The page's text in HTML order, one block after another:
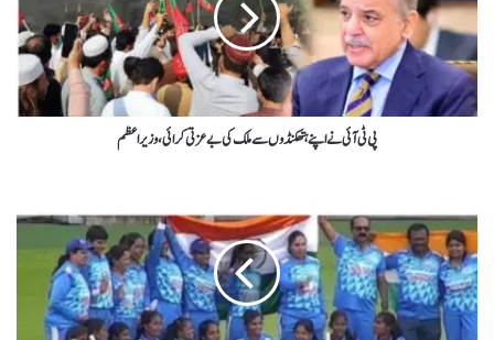
پی ٹی آئی نے اپنے ہتھکنڈوں سے ملک کی بے عزتی کرائی،وزیراعظم